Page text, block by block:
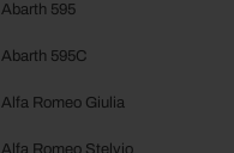
Abarth 595
Abarth 595C
Alfa Romeo Giulia
Alfa Romeo Stelvio